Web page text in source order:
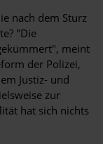
nach dem Sturz
"Die
meint
der Polizei,
Justiz- und
zur
hat sich nichts